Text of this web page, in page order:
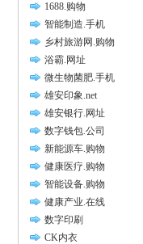
1688.购物
智能制造.手机
乡村旅游网.购物
浴霸.网址
微生物菌肥.手机
雄安印象.net
雄安银行.网址
数字钱包.公司
新能源车.购物
健康医疗.购物
智能设备.购物
健康产业.在线
数字印刷
CK内衣